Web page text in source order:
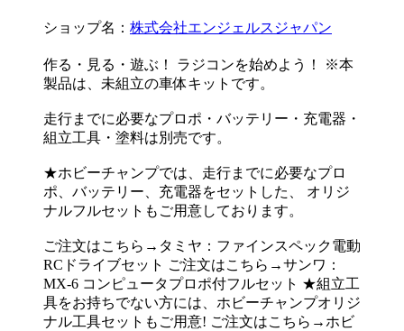
ショップ名： 株式会社エンジェルスジャパン
作る・見る・遊ぶ！ ラジコンを始めよう！ ※本
製品は、未組立の車体キットです。
走行までに必要なプロポ・バッテリー・充電器・
組立工具・塗料は別売です。
★ホビーチャンプでは、走行までに必要なプロ
ポ、バッテリー、充電器をセットした、 オリジ
ナルフルセットもご用意しております。
ご注文はこちら→タミヤ：ファインスペック電動
RCドライブセット ご注文はこちら→サンワ：
MX-6 コンピュータプロポ付フルセット ★組立工
具をお持ちでない方には、ホビーチャンプオリジ
ナル工具セットもご用意! ご注文はこちら→ホビ